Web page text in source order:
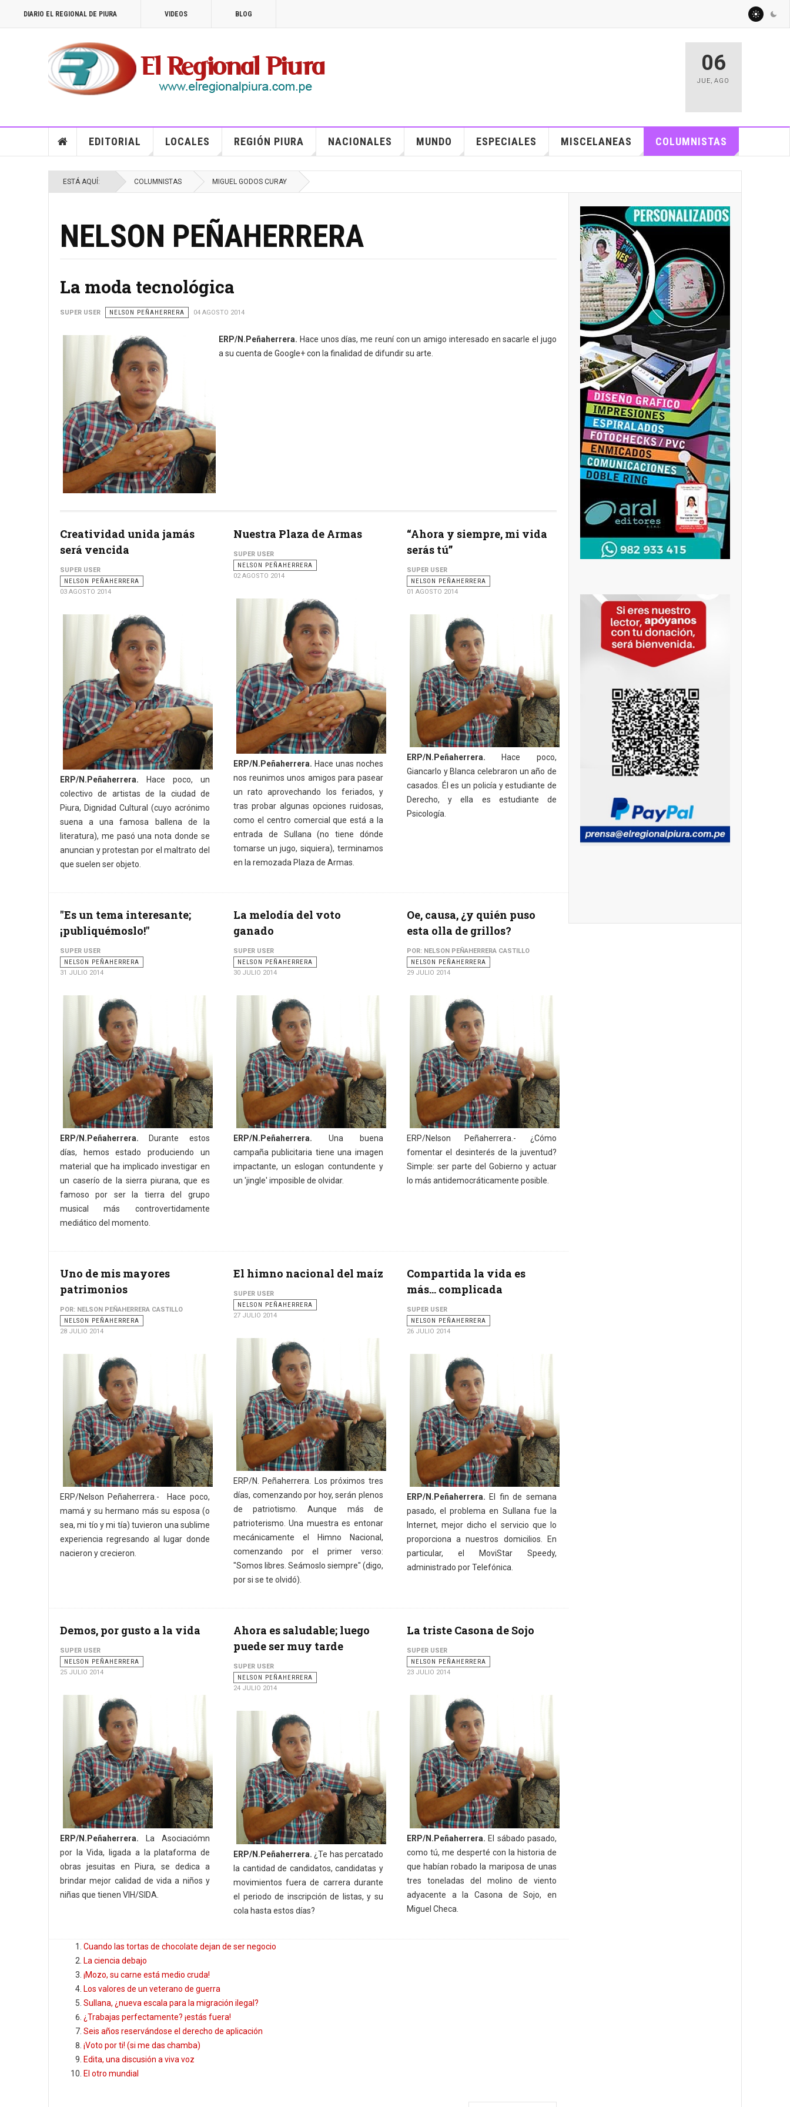
DIARIO EL REGIONAL DE PIURA VIDEOS BLOG
06
JUE,AGO
EDITORIAL LOCALES REGIÓN PIURA NACIONALES MUNDO ESPECIALES MISCELANEAS COLUMNISTAS
ESTÁ AQUÍ: COLUMNISTAS MIGUEL GODOS CURAY
NELSON PEÑAHERRERA
La moda tecnológica
SUPER USER NELSON PEÑAHERRERA 04 AGOSTO 2014
ERP/N.Peñaherrera. Hace unos días, me reuní con un amigo interesado en sacarle el jugo
a su cuenta de Google+ con la finalidad de difundir su arte.
Creatividad unida jamás
será vencida
SUPER USER
NELSON PEÑAHERRERA
03 AGOSTO 2014
ERP/N.Peñaherrera. Hace poco, un
colectivo de artistas de la ciudad de
Piura, Dignidad Cultural (cuyo acrónimo
suena a una famosa ballena de la
literatura), me pasó una nota donde se
anuncian y protestan por el maltrato del
que suelen ser objeto.
Nuestra Plaza de Armas
SUPER USER
NELSON PEÑAHERRERA
02 AGOSTO 2014
ERP/N.Peñaherrera. Hace unas noches
nos reunimos unos amigos para pasear
un rato aprovechando los feriados, y
tras probar algunas opciones ruidosas,
como el centro comercial que está a la
entrada de Sullana (no tiene dónde
tomarse un jugo, siquiera), terminamos
en la remozada Plaza de Armas.
“Ahora y siempre, mi vida
serás tú”
SUPER USER
NELSON PEÑAHERRERA
01 AGOSTO 2014
ERP/N.Peñaherrera. Hace poco,
Giancarlo y Blanca celebraron un año de
casados. Él es un policía y estudiante de
Derecho, y ella es estudiante de
Psicología.
"Es un tema interesante;
¡publiquémoslo!"
SUPER USER
NELSON PEÑAHERRERA
31 JULIO 2014
ERP/N.Peñaherrera. Durante estos
días, hemos estado produciendo un
material que ha implicado investigar en
un caserío de la sierra piurana, que es
famoso por ser la tierra del grupo
musical más controvertidamente
mediático del momento.
La melodía del voto
ganado
SUPER USER
NELSON PEÑAHERRERA
30 JULIO 2014
ERP/N.Peñaherrera. Una buena
campaña publicitaria tiene una imagen
impactante, un eslogan contundente y
un 'jingle' imposible de olvidar.
Oe, causa, ¿y quién puso
esta olla de grillos?
POR: NELSON PEÑAHERRERA CASTILLO
NELSON PEÑAHERRERA
29 JULIO 2014
ERP/Nelson Peñaherrera.- ¿Cómo
fomentar el desinterés de la juventud?
Simple: ser parte del Gobierno y actuar
lo más antidemocráticamente posible.
Uno de mis mayores
patrimonios
POR: NELSON PEÑAHERRERA CASTILLO
NELSON PEÑAHERRERA
28 JULIO 2014
ERP/Nelson Peñaherrera.- Hace poco,
mamá y su hermano más su esposa (o
sea, mi tío y mi tía) tuvieron una sublime
experiencia regresando al lugar donde
nacieron y crecieron.
El himno nacional del maíz
SUPER USER
NELSON PEÑAHERRERA
27 JULIO 2014
ERP/N. Peñaherrera. Los próximos tres
días, comenzando por hoy, serán plenos
de patriotismo. Aunque más de
patrioterismo. Una muestra es entonar
mecánicamente el Himno Nacional,
comenzando por el primer verso:
"Somos libres. Seámoslo siempre" (digo,
por si se te olvidó).
Compartida la vida es
más... complicada
SUPER USER
NELSON PEÑAHERRERA
26 JULIO 2014
ERP/N.Peñaherrera. El fin de semana
pasado, el problema en Sullana fue la
Internet, mejor dicho el servicio que lo
proporciona a nuestros domicilios. En
particular, el MoviStar Speedy,
administrado por Telefónica.
Demos, por gusto a la vida
SUPER USER
NELSON PEÑAHERRERA
25 JULIO 2014
ERP/N.Peñaherrera. La Asociaciómn
por la Vida, ligada a la plataforma de
obras jesuitas en Piura, se dedica a
brindar mejor calidad de vida a niños y
niñas que tienen VIH/SIDA.
Ahora es saludable; luego
puede ser muy tarde
SUPER USER
NELSON PEÑAHERRERA
24 JULIO 2014
ERP/N.Peñaherrera. ¿Te has percatado
la cantidad de candidatos, candidatas y
movimientos fuera de carrera durante
el periodo de inscripción de listas, y su
cola hasta estos días?
La triste Casona de Sojo
SUPER USER
NELSON PEÑAHERRERA
23 JULIO 2014
ERP/N.Peñaherrera. El sábado pasado,
como tú, me desperté con la historia de
que habían robado la mariposa de unas
tres toneladas del molino de viento
adyacente a la Casona de Sojo, en
Miguel Checa.
Cuando las tortas de chocolate dejan de ser negocio
La ciencia debajo
¡Mozo, su carne está medio cruda!
Los valores de un veterano de guerra
Sullana, ¿nueva escala para la migración ilegal?
¿Trabajas perfectamente? ¡estás fuera!
Seis años reservándose el derecho de aplicación
¡Voto por ti! (si me das chamba)
Edita, una discusión a viva voz
El otro mundial